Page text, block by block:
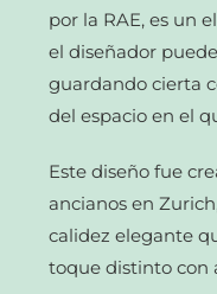
por la RAE, es un
el diseñador
guardando cierta
del espacio en el
Este diseño fue
ancianos en
calidez elegante
toque distinto con